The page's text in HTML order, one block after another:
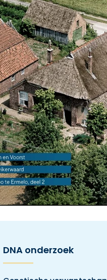
DNA onderzoek